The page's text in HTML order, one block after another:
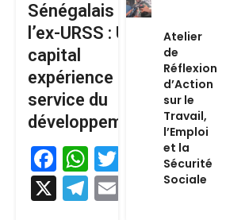
Sénégalais de
l’ex-URSS : Un
capital
expérience au
service du
développement
Facebook
WhatsApp
Twitter
X
Telegram
Email
Atelier
de
Réflexion
d’Action
sur le
Travail,
l’Emploi
et la
Sécurité
Sociale